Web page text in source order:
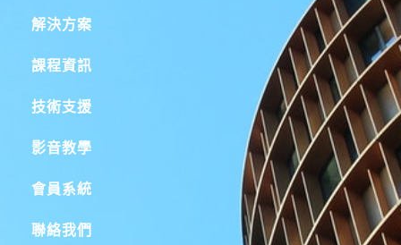
解決方案
課程資訊
技術支援
影音教學
會員系統
聯絡我們